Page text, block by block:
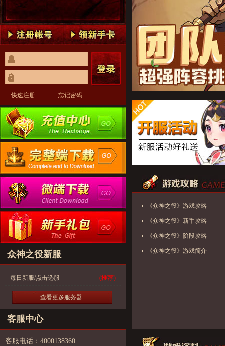
快速注册 忘记密码
众神之役新服
每日新服/点击选服 (推荐)
查看更多服务器
客服中心
客服电话：4000138360
《众神之役》游戏攻略
《众神之役》新手攻略
《众神之役》阶段攻略
《众神之役》游戏简介